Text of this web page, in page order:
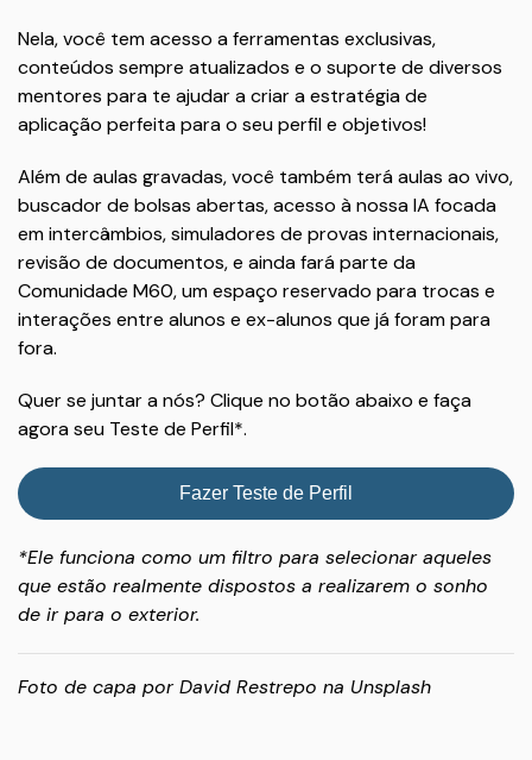
Nela, você tem acesso a ferramentas exclusivas,
conteúdos sempre atualizados e o suporte de diversos
mentores para te ajudar a criar a estratégia de
aplicação perfeita para o seu perfil e objetivos!
Além de aulas gravadas, você também terá aulas ao vivo,
buscador de bolsas abertas, acesso à nossa IA focada
em intercâmbios, simuladores de provas internacionais,
revisão de documentos, e ainda fará parte da
Comunidade M60, um espaço reservado para trocas e
interações entre alunos e ex-alunos que já foram para
fora.
Quer se juntar a nós? Clique no botão abaixo e faça
agora seu Teste de Perfil*.
Fazer Teste de Perfil
*Ele funciona como um filtro para selecionar aqueles
que estão realmente dispostos a realizarem o sonho
de ir para o exterior.
Foto de capa porDavid Restrepo na Unsplash